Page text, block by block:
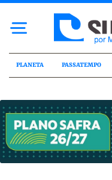
PLANETA PASSATEMPO